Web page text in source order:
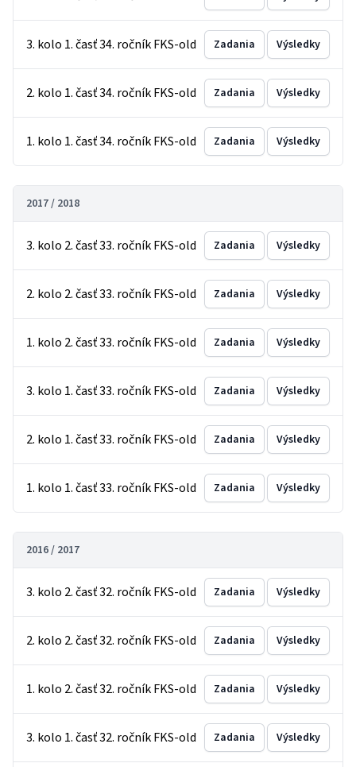
3. kolo 1. časť 34. ročník FKS-old Zadania Výsledky
2. kolo 1. časť 34. ročník FKS-old Zadania Výsledky
1. kolo 1. časť 34. ročník FKS-old Zadania Výsledky
2017 / 2018
3. kolo 2. časť 33. ročník FKS-old Zadania Výsledky
2. kolo 2. časť 33. ročník FKS-old Zadania Výsledky
1. kolo 2. časť 33. ročník FKS-old Zadania Výsledky
3. kolo 1. časť 33. ročník FKS-old Zadania Výsledky
2. kolo 1. časť 33. ročník FKS-old Zadania Výsledky
1. kolo 1. časť 33. ročník FKS-old Zadania Výsledky
2016 / 2017
3. kolo 2. časť 32. ročník FKS-old Zadania Výsledky
2. kolo 2. časť 32. ročník FKS-old Zadania Výsledky
1. kolo 2. časť 32. ročník FKS-old Zadania Výsledky
3. kolo 1. časť 32. ročník FKS-old Zadania Výsledky